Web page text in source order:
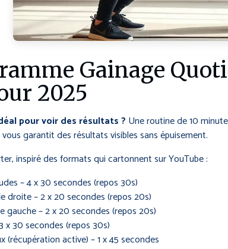
Gainage
2025
pour voir des résultats ? Une routine de 10
garantit des résultats visibles sans épuisement.
inspiré des formats qui cartonnent sur YouTube :
– 4 x 30 secondes (repos 30s)
droite – 2 x 20 secondes (repos 20s)
gauche – 2 x 20 secondes (repos 20s)
x 30 secondes (repos 30s)
(récupération active) – 1 x 45 secondes